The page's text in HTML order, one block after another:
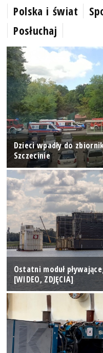
Polska i świat
Posłuchaj
Dzieci wpadły do
Szczecinie
Ostatni moduł
[WIDEO, ZDJĘCIA]